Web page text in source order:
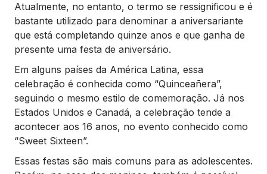
Atualmente, no entanto, o termo se ressignificou e é
bastante utilizado para denominar a aniversariante
que está completando quinze anos e que ganha de
presente uma festa de aniversário.
Em alguns países da América Latina, essa
celebração é conhecida como “Quinceañera”,
seguindo o mesmo estilo de comemoração. Já nos
Estados Unidos e Canadá, a celebração tende a
acontecer aos 16 anos, no evento conhecido como
“Sweet Sixteen”.
Essas festas são mais comuns para as adolescentes.